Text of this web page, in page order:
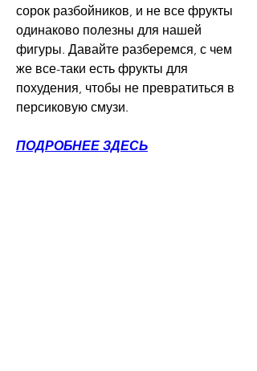
сорок разбойников, и не все фрукты
одинаково полезны для нашей
фигуры. Давайте разберемся, с чем
же все-таки есть фрукты для
похудения, чтобы не превратиться в
персиковую смузи.
ПОДРОБНЕЕ ЗДЕСЬ